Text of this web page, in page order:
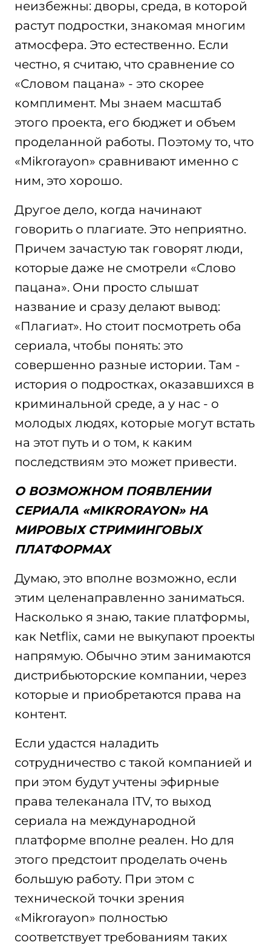
неизбежны: дворы, среда, в которой
растут подростки, знакомая многим
атмосфера. Это естественно. Если
честно, я считаю, что сравнение со
«Словом пацана» - это скорее
комплимент. Мы знаем масштаб
этого проекта, его бюджет и объем
проделанной работы. Поэтому то, что
«Mikrorayon» сравнивают именно с
ним, это хорошо.
Другое дело, когда начинают
говорить о плагиате. Это неприятно.
Причем зачастую так говорят люди,
которые даже не смотрели «Слово
пацана». Они просто слышат
название и сразу делают вывод:
«Плагиат». Но стоит посмотреть оба
сериала, чтобы понять: это
совершенно разные истории. Там -
история о подростках, оказавшихся в
криминальной среде, а у нас - о
молодых людях, которые могут встать
на этот путь и о том, к каким
последствиям это может привести.
О ВОЗМОЖНОМ ПОЯВЛЕНИИ
СЕРИАЛА «MIKRORAYON» НА
МИРОВЫХ СТРИМИНГОВЫХ
ПЛАТФОРМАХ
Думаю, это вполне возможно, если
этим целенаправленно заниматься.
Насколько я знаю, такие платформы,
как Netflix, сами не выкупают проекты
напрямую. Обычно этим занимаются
дистрибьюторские компании, через
которые и приобретаются права на
контент.
Если удастся наладить
сотрудничество с такой компанией и
при этом будут учтены эфирные
права телеканала ITV, то выход
сериала на международной
платформе вполне реален. Но для
этого предстоит проделать очень
большую работу. При этом с
технической точки зрения
«Mikrorayon» полностью
соответствует требованиям таких